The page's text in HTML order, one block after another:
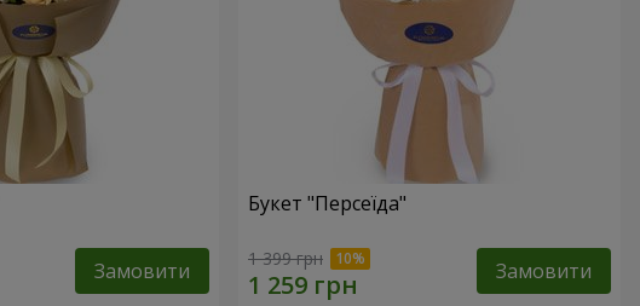
Замовити
Букет "Персеїда"
1 399 грн Замовити